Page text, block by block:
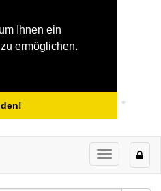
Ihnen ein
ermöglichen.
TOGGLE